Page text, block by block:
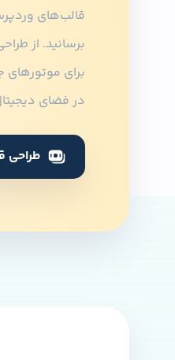
قالب‌های
برسانید. از
برای موتورهای
در فضای
طراحی